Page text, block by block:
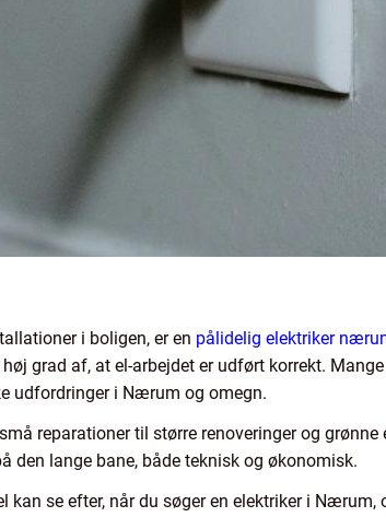
i boligen, er en pålidelig elektriker
grad af, at el-arbejdet er udført korrekt.
udfordringer i Nærum og omegn.
reparationer til større renoveringer og
den lange bane, både teknisk og økonomisk.
kan se efter, når du søger en elektriker i Nærum,